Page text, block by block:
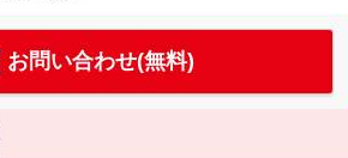
お問い合わせ(無料)